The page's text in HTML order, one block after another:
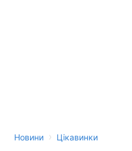
Новини › Цікавинки